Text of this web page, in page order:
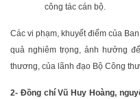
công tác cán bộ.
Các vi phạm, khuyết điểm của
quả nghiêm trọng, ảnh hưởng
thương, của lãnh đạo Bộ Công
2- Đồng chí Vũ Huy Hoàng,